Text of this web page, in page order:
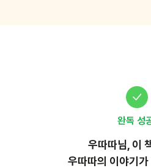
완독 성
우따따님, 이
우따따의 이야기